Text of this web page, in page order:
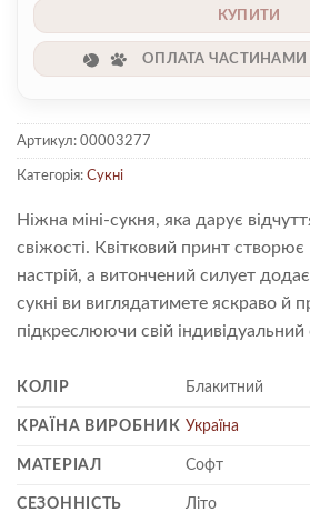
КУПИТИ
ОПЛАТА ЧАСТИНАМИ
Артикул: 00003277
Категорія: Сукні
Ніжна міні-сукня, яка дарує
свіжості. Квітковий принт
настрій, а витончений силует
сукні ви виглядатимете яскраво й
підкреслюючи свій індивідуальний
КОЛІР Блакитний
КРАЇНА ВИРОБНИК Україна
МАТЕРІАЛ Софт
СЕЗОННІСТЬ Літо